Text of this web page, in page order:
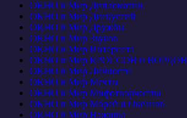
ОКНО в Мир Дипломатии
ОКНО в Мир Дискуссий
ОКНО в Мир Дружбы
ОКНО в Мир Звуков
ОКНО в Мир Интернета
ОКНО в Мир КРОССОВ и ВОРДОВ
ОКНО в Мир Личности
ОКНО в Мир Мечты
ОКНО в Мир Мифотворчества
ОКНО в Мир Морей и Океанов
ОКНО в Мир Наживы